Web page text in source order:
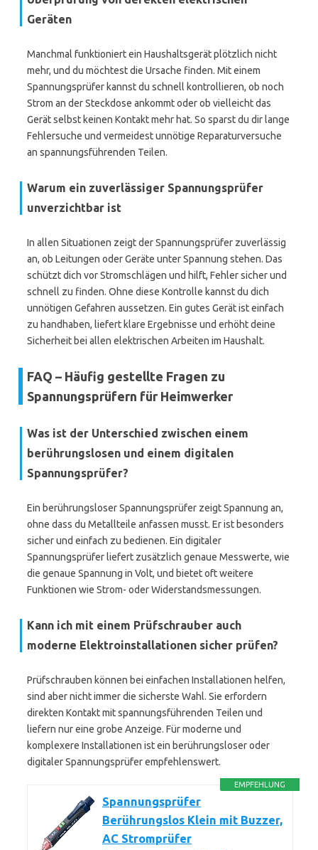
Geräten
Manchmal funktioniert ein Haushaltsgerät plötzlich nicht
mehr, und du möchtest die Ursache finden. Mit einem
Spannungsprüfer kannst du schnell kontrollieren, ob noch
Strom an der Steckdose ankommt oder ob vielleicht das
Gerät selbst keinen Kontakt mehr hat. So sparst du dir lange
Fehlersuche und vermeidest unnötige Reparaturversuche
an spannungsführenden Teilen.
Warum ein zuverlässiger Spannungsprüfer
unverzichtbar ist
In allen Situationen zeigt der Spannungsprüfer zuverlässig
an, ob Leitungen oder Geräte unter Spannung stehen. Das
schützt dich vor Stromschlägen und hilft, Fehler sicher und
schnell zu finden. Ohne diese Kontrolle kannst du dich
unnötigen Gefahren aussetzen. Ein gutes Gerät ist einfach
zu handhaben, liefert klare Ergebnisse und erhöht deine
Sicherheit bei allen elektrischen Arbeiten im Haushalt.
FAQ – Häufig gestellte Fragen zu
Spannungsprüfern für Heimwerker
Was ist der Unterschied zwischen einem
berührungslosen und einem digitalen
Spannungsprüfer?
Ein berührungsloser Spannungsprüfer zeigt Spannung an,
ohne dass du Metallteile anfassen musst. Er ist besonders
sicher und einfach zu bedienen. Ein digitaler
Spannungsprüfer liefert zusätzlich genaue Messwerte, wie
die genaue Spannung in Volt, und bietet oft weitere
Funktionen wie Strom- oder Widerstandsmessungen.
Kann ich mit einem Prüfschrauber auch
moderne Elektroinstallationen sicher prüfen?
Prüfschrauben können bei einfachen Installationen helfen,
sind aber nicht immer die sicherste Wahl. Sie erfordern
direkten Kontakt mit spannungsführenden Teilen und
liefern nur eine grobe Anzeige. Für moderne und
komplexere Installationen ist ein berührungsloser oder
digitaler Spannungsprüfer empfehlenswert.
EMPFEHLUNG
Spannungsprüfer
Berührungslos Klein mit Buzzer,
AC Stromprüfer